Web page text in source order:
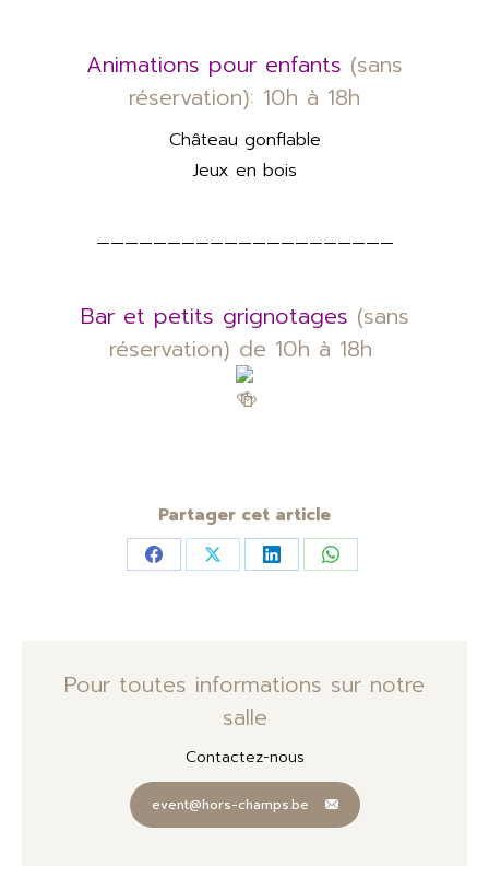
Animations pour enfants (sans
réservation): 10h à 18h
Château gonflable
Jeux en bois
—————————————————————
Bar et petits grignotages (sans
réservation) de 10h à 18h
Partager cet article
PartagerPartagerPartagerPartager
Pour toutes informations sur notre
salle
Contactez-nous
event@hors-champs.be